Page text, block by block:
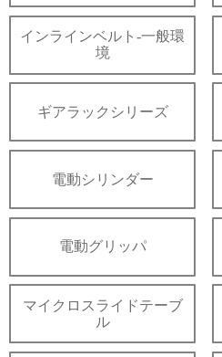
インラインベルト-一般環
境
ギアラックシリーズ
電動シリンダー
電動グリッパ
マイクロスライドテーブ
ル